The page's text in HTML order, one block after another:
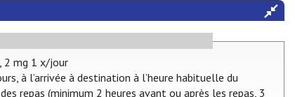
2 mg 1 x/jour
à l’arrivée à destination à l’heure habituelle du
repas (minimum 2 heures avant ou après les repas, 3